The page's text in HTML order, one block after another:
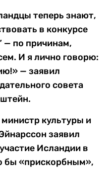
теперь знают,
в конкурсе
— по причинам,
И я лично говорю:
— заявил
совета
культуры и
заявил
Исландии в
бы «прискорбным»,